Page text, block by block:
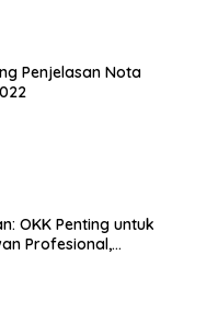
Penjelasan Nota
OKK Penting untuk
Profesional,